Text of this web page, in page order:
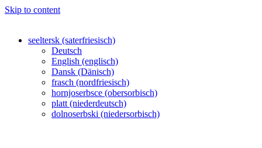
Skip to content
seeltersk (saterfriesisch)
Deutsch
English (englisch)
Dansk (Dänisch)
frasch (nordfriesisch)
hornjoserbsce (obersorbisch)
platt (niederdeutsch)
dolnoserbski (niedersorbisch)